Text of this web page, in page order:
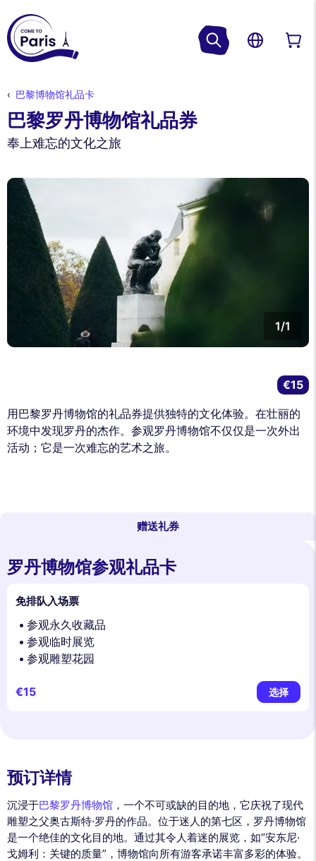
巴黎博物馆礼品卡
巴黎罗丹博物馆礼品券
奉上难忘的文化之旅
1/1
用巴黎罗丹博物馆的礼品券提供独特的文化体验。在壮丽的
环境中发现罗丹的杰作。参观罗丹博物馆不仅仅是一次外出
活动；它是一次难忘的艺术之旅。
€15
赠送礼券
罗丹博物馆参观礼品卡
免排队入场票
参观永久收藏品
参观临时展览
参观雕塑花园
€15 选择
预订详情
沉浸于巴黎罗丹博物馆 ，一个不可或缺的目的地，它庆祝了现代
雕塑之父奥古斯特·罗丹的作品。位于迷人的第七区，罗丹博物馆
是一个绝佳的文化目的地。通过其令人着迷的展览，如“安东尼·
戈姆利：关键的质量”，博物馆向所有游客承诺丰富多彩的体验。